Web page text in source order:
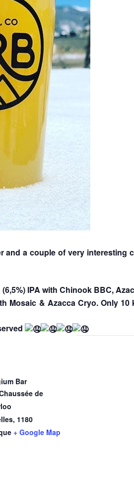
and a couple of very interesting
IPA with Chinook BBC,
Mosaic & Azacca Cryo. Only
Bar
de
, 1180
+ Google Map